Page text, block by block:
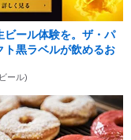
ビール体験を。ザ・パ
ト黒ラベルが飲めるお
ール)